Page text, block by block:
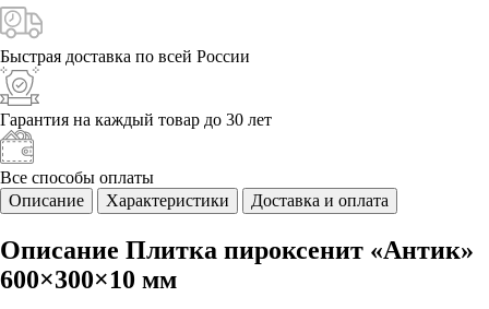
Быстрая доставка по всей России
Гарантия на каждый товар до 30 лет
Все способы оплаты
Описание
Характеристики Доставка и оплата
Описание Плитка пироксенит «Антик»
600×300×10 мм